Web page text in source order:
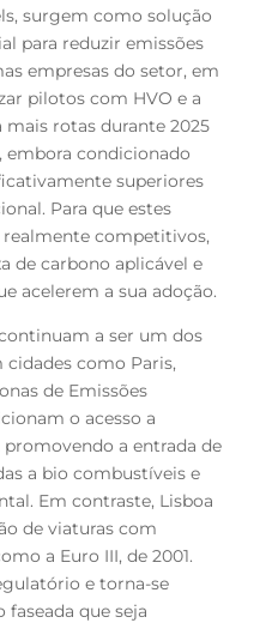
surgem como solução
para reduzir emissões
empresas do setor, em
pilotos com HVO e a
mais rotas durante 2025
condicionado
superiores
Para que estes
competitivos,
de carbono aplicável e
acelerem a sua adoção.
a ser um dos
como Paris,
de Emissões
o acesso a
a entrada de
a bio combustíveis e
Em contraste, Lisboa
de viaturas com
a Euro III, de 2001.
e torna-se
faseada que seja